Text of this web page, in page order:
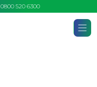
0800 520 6300